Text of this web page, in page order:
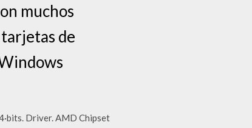
muchos
de
Driver. AMD Chipset